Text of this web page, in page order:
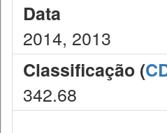
Data
2014, 2013
Classificação (
342.68